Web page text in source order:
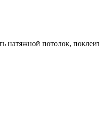
натяжной потолок,